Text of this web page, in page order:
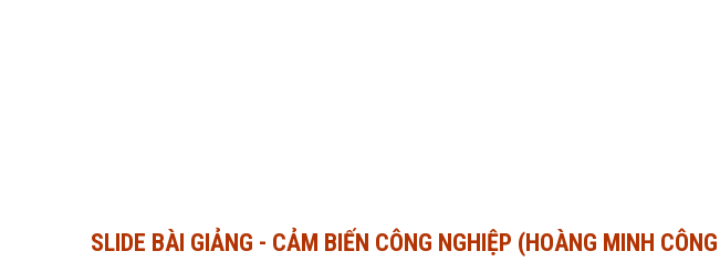
SLIDE BÀI GIẢNG - CẢM BIẾN CÔNG NGHIỆP (HOÀNG MINH